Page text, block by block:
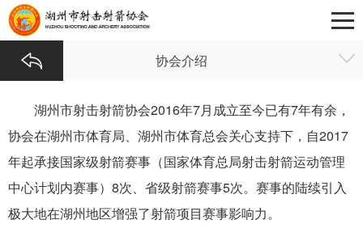
协会介绍
湖州市射击射箭协会2016年7月成立至今已有7年有余，
协会在湖州市体育局、湖州市体育总会关心支持下，自2017
年起承接国家级射箭赛事（国家体育总局射击射箭运动管理
中心计划内赛事） 8次、省级射箭赛事5次。赛事的陆续引入
极大地在湖州地区增强了射箭项目赛事影响力。